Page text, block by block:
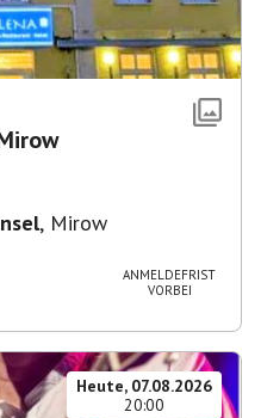
, Mirow
ANMELDEFRIST
VORBEI
Heute, 07.08.2026
20:00